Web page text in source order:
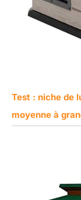
Test : niche de
moyenne à